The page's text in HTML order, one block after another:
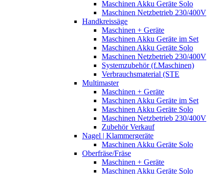
Maschinen Akku Geräte Solo
Maschinen Netzbetrieb 230/400V
Handkreissäge
Maschinen + Geräte
Maschinen Akku Geräte im Set
Maschinen Akku Geräte Solo
Maschinen Netzbetrieb 230/400V
Systemzubehör (f.Maschinen)
Verbrauchsmaterial (STE
Multimaster
Maschinen + Geräte
Maschinen Akku Geräte im Set
Maschinen Akku Geräte Solo
Maschinen Netzbetrieb 230/400V
Zubehör Verkauf
Nagel | Klammergeräte
Maschinen Akku Geräte Solo
Oberfräse/Fräse
Maschinen + Geräte
Maschinen Akku Geräte Solo